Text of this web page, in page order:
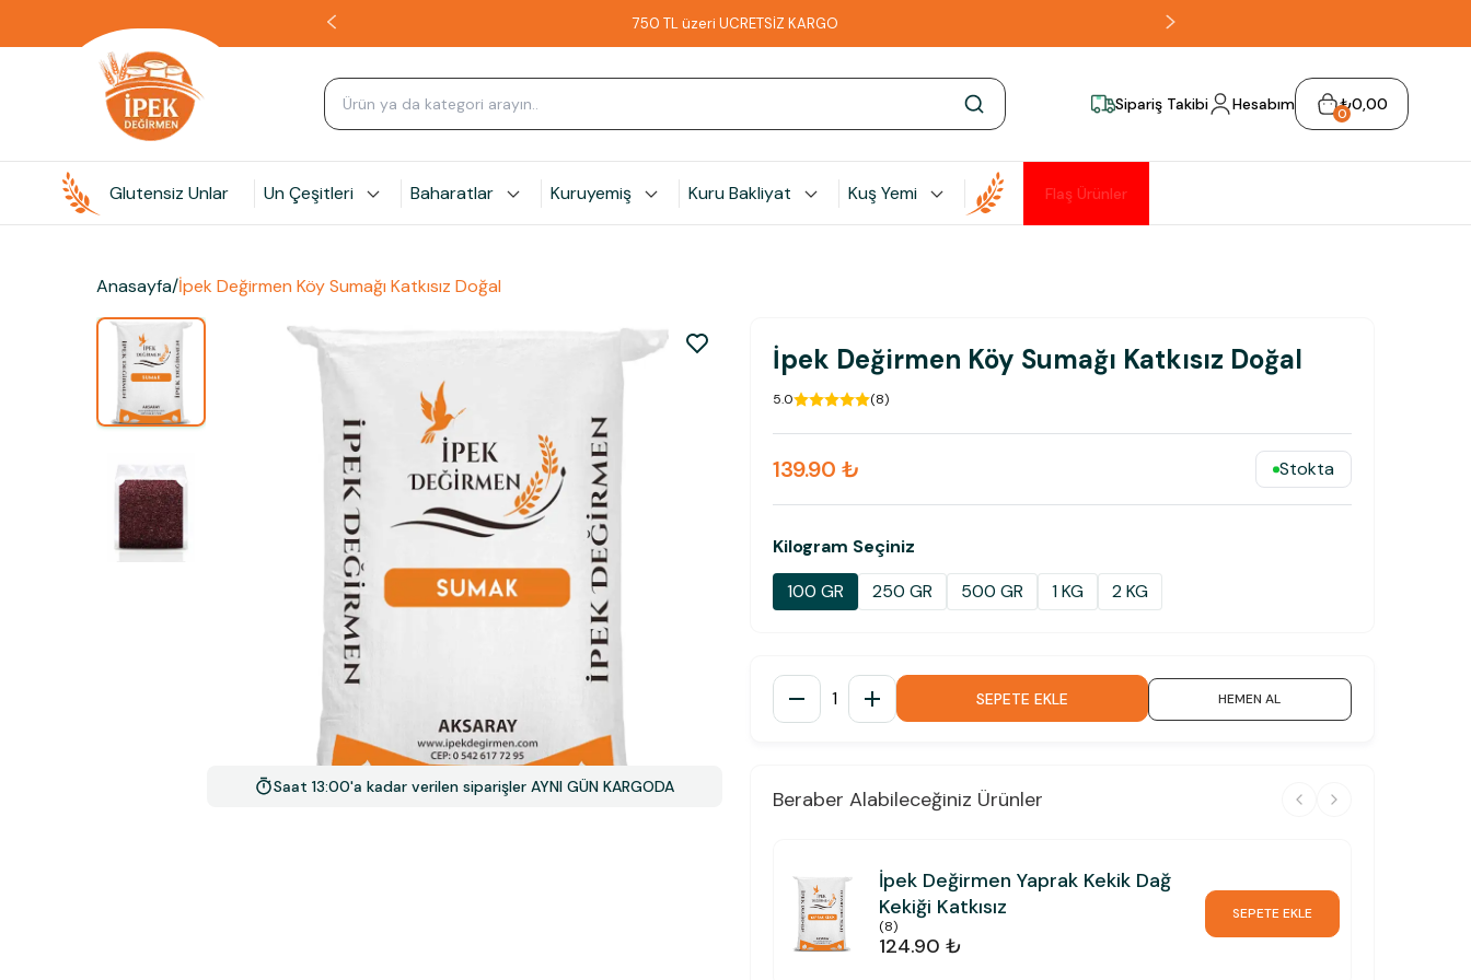
750 TL üzeri ÜCRETSİZ KARGO
Sipariş Takibi Hesabım 0₺0,00
Glutensiz Unlar Un Çeşitleri Baharatlar Kuruyemiş Kuru Bakliyat Kuş Yemi Flaş Ürünler
Anasayfa/İpek Değirmen Köy Sumağı Katkısız Doğal
Saat 13:00'a kadar verilen siparişler AYNI GÜN KARGODA
İpek Değirmen Köy Sumağı Katkısız Doğal
5.0 (8)
139.90 ₺ Stokta
Kilogram Seçiniz
100 GR
250 GR 500 GR 1 KG 2 KG
1 SEPETE EKLE HEMEN AL
Beraber Alabileceğiniz Ürünler
İpek Değirmen Yaprak Kekik Dağ
Kekiği Katkısız
(8)
124.90 ₺
SEPETE EKLE